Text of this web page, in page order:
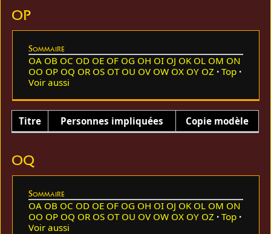
OP
Sommaire
OA OB OC OD OE OF OG OH OI OJ OK OL OM ON
OO OP OQ OR OS OT OU OV OW OX OY OZ
Top
Voir aussi
Titre Personnes impliquées Copie modèle
OQ
Sommaire
OA OB OC OD OE OF OG OH OI OJ OK OL OM ON
OO OP OQ OR OS OT OU OV OW OX OY OZ
Top
Voir aussi